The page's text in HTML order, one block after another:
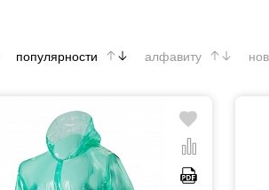
популярности алфавиту